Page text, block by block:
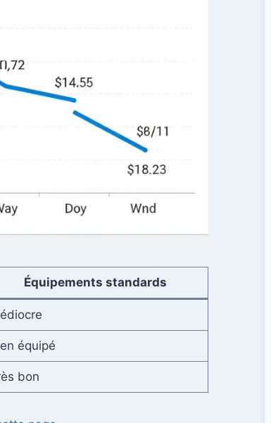
Équipements standards
équipé
bon